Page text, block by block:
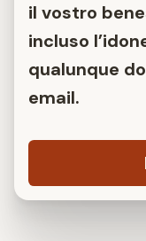
il vostro
incluso
qualunque
email.